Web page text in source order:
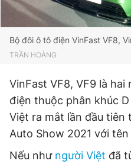
Bộ đôi ô tô điện VinFast VF8,
TRẦN HOÀNG
VinFast VF8, VF9 là hai
điện thuộc phân khúc
Việt ra mắt lần đầu tiên
Auto Show 2021 với
Nếu như người Việt đã